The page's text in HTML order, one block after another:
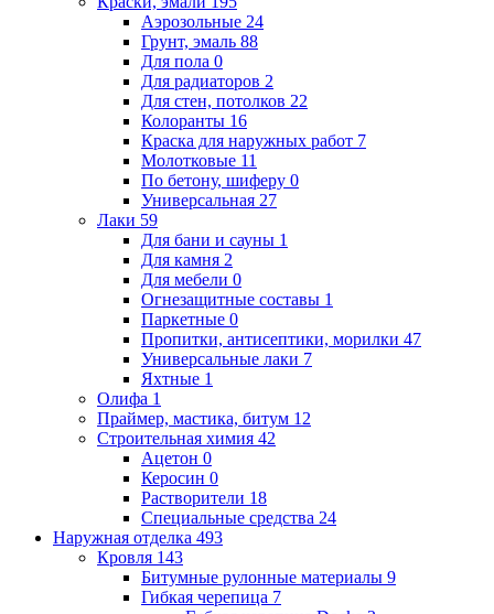
Аэрозольные 24
Грунт, эмаль 88
Для пола 0
Для радиаторов 2
Для стен, потолков 22
Колоранты 16
Краска для наружных работ 7
Молотковые 11
По бетону, шиферу 0
Универсальная 27
Лаки 59
Для бани и сауны 1
Для камня 2
Для мебели 0
Огнезащитные составы 1
Паркетные 0
Пропитки, антисептики, морилки 47
Универсальные лаки 7
Яхтные 1
Олифа 1
Праймер, мастика, битум 12
Строительная химия 42
Ацетон 0
Керосин 0
Растворители 18
Специальные средства 24
Наружная отделка 493
Кровля 143
Битумные рулонные материалы 9
Гибкая черепица 7